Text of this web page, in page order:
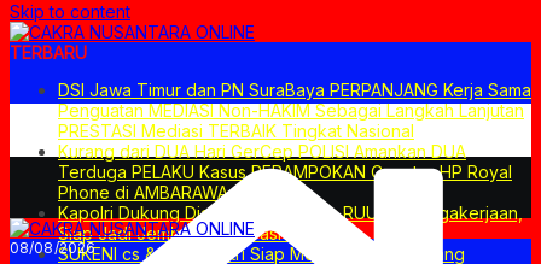
Skip to content
TERBARU
DSI Jawa Timur dan PN SuraBaya PERPANJANG Kerja Sama
Penguatan MEDIASI Non-HAKIM Sebagai Langkah Lanjutan
PRESTASI Mediasi TERBAIK Tingkat Nasional
Kurang dari DUA Hari GerCep POLISI Amankan DUA
Terduga PELAKU Kasus PERAMPOKAN Counter HP Royal
Phone di AMBARAWA
Kapolri Dukung Dialog Penyusunan RUU Ketenagakerjaan,
Siap Jadi Jembatan Aspirasi Buruh
SUKENI cs & Arlida Putri Siap Menghibur! Semarang
08/08/2026